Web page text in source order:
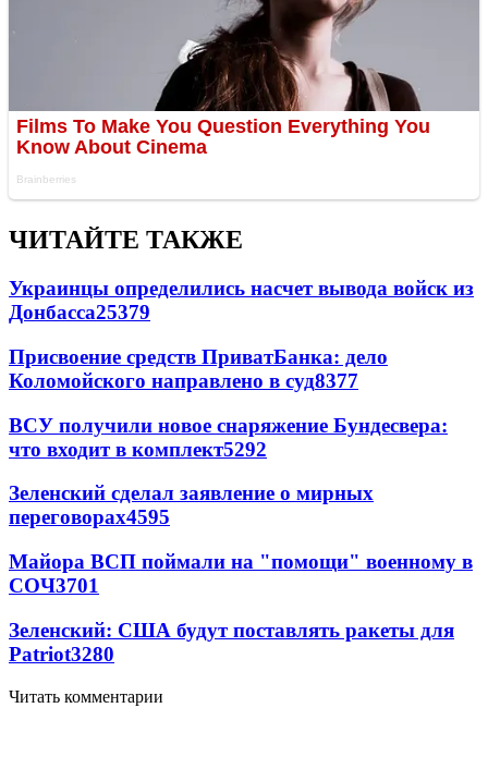
ЧИТАЙТЕ ТАКЖЕ
Украинцы определились насчет вывода войск из
Донбасса25379
Присвоение средств ПриватБанка: дело
Коломойского направлено в суд8377
ВСУ получили новое снаряжение Бундесвера:
что входит в комплект5292
Зеленский сделал заявление о мирных
переговорах4595
Майора ВСП поймали на "помощи" военному в
СОЧ3701
Зеленский: США будут поставлять ракеты для
Patriot3280
Читать комментарии